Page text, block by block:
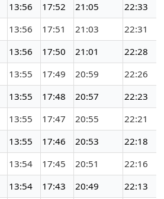
13:56 17:52 21:05
22:33
13:56 17:51 21:03
22:31
13:56 17:50 21:01
22:28
13:55 17:49 20:59
22:26
13:55 17:48 20:57
22:23
13:55 17:47 20:55
22:21
13:55 17:46 20:53
22:18
13:54 17:45 20:51
22:16
13:54 17:43 20:49
22:13